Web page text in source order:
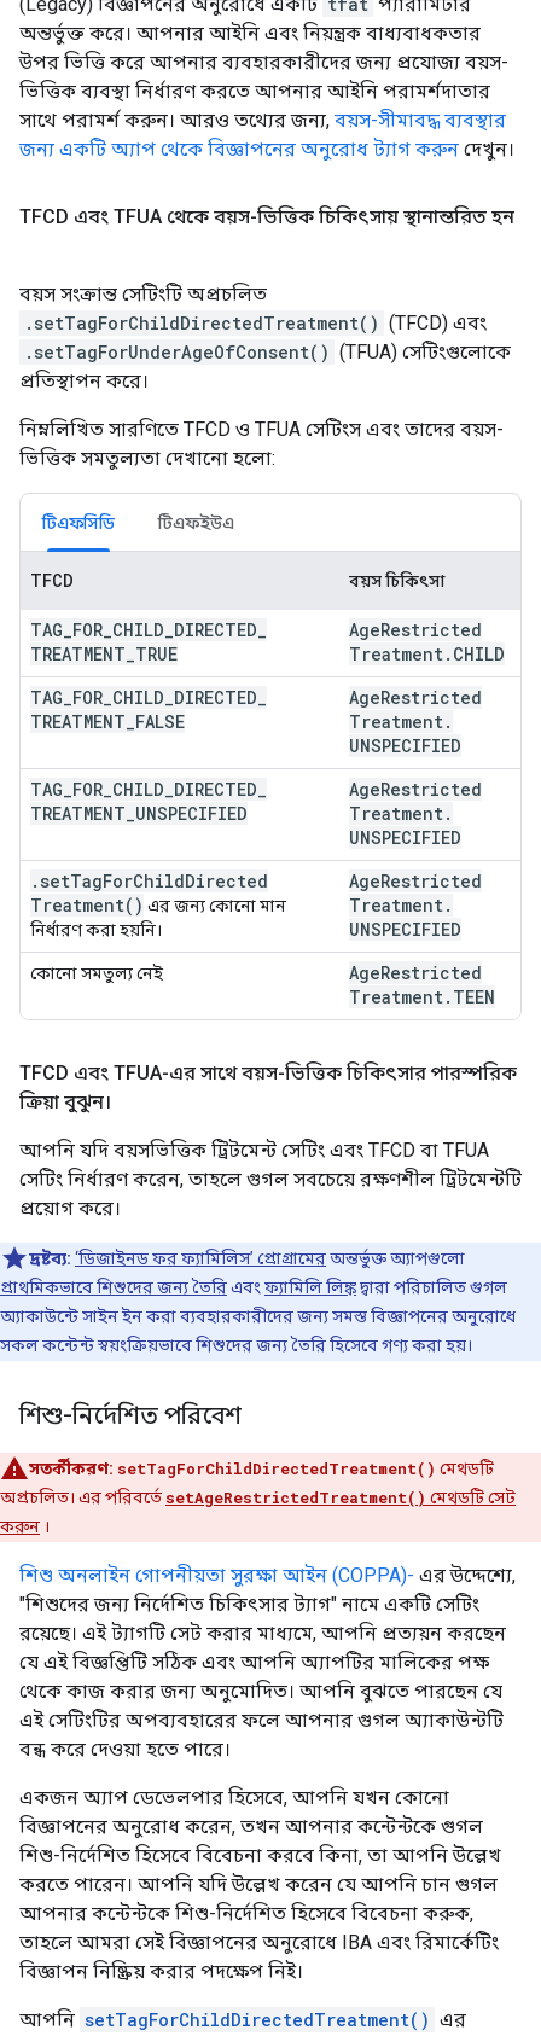
অন্তর্ভুক্ত করে। আপনার আইনি এবং নিয়ন্ত্রক বাধ্যবাধকতার
উপর ভিত্তি করে আপনার ব্যবহারকারীদের জন্য প্রযোজ্য বয়স-
ভিত্তিক ব্যবস্থা নির্ধারণ করতে আপনার আইনি পরামর্শদাতার
সাথে পরামর্শ করুন। আরও তথ্যের জন্য, বয়স-সীমাবদ্ধ ব্যবস্থার
জন্য একটি অ্যাপ থেকে বিজ্ঞাপনের অনুরোধ ট্যাগ করুন দেখুন।
TFCD এবং TFUA থেকে বয়স-ভিত্তিক চিকিৎসায় স্থানান্তরিত হন
বয়স সংক্রান্ত সেটিংটি অপ্রচলিত
.setTagForChildDirectedTreatment() (TFCD) এবং
.setTagForUnderAgeOfConsent() (TFUA) সেটিংগুলোকে
প্রতিস্থাপন করে।
নিম্নলিখিত সারণিতে TFCD ও TFUA সেটিংস এবং তাদের বয়স-
ভিত্তিক সমতুল্যতা দেখানো হলো:
টিএফসিডি টিএফইউএ
TFCD বয়স চিকিৎসা
TAG FOR CHILD DIRECTED
TREATMENT TRUE
AgeRestricted
Treatment. CHILD
TAG FOR CHILD DIRECTED
TREATMENT FALSE
AgeRestricted
Treatment.
UNSPECIFIED
TAG FOR CHILD DIRECTED
TREATMENT UNSPECIFIED
AgeRestricted
Treatment.
UNSPECIFIED
. setTagForChildDirected
Treatment( ) এর জন্য কোনো মান
নির্ধারণ করা হয়নি।
AgeRestricted
Treatment.
UNSPECIFIED
কোনো সমতুল্য নেই AgeRestricted
Treatment. TEEN
TFCD এবং TFUA-এর সাথে বয়স-ভিত্তিক চিকিৎসার পারস্পরিক
ক্রিয়া বুঝুন।
আপনি যদি বয়সভিত্তিক ট্রিটমেন্ট সেটিং এবং TFCD বা TFUA
সেটিং নির্ধারণ করেন, তাহলে গুগল সবচেয়ে রক্ষণশীল ট্রিটমেন্টটি
প্রয়োগ করে।
দ্রষ্টব্য: ‘ডিজাইনড ফর ফ্যামিলিস’ প্রোগ্রামেরঅন্তর্ভুক্ত অ্যাপগুলো
প্রাথমিকভাবে শিশুদের জন্য তৈরি এবং ফ্যামিলি লিঙ্কদ্বারা পরিচালিত গুগল
অ্যাকাউন্টে সাইন ইন করা ব্যবহারকারীদের জন্য সমস্ত বিজ্ঞাপনের অনুরোধে
সকল কন্টেন্ট স্বয়ংক্রিয়ভাবে শিশুদের জন্য তৈরি হিসেবে গণ্য করা হয়।
শিশু-নির্দেশিত পরিবেশ
সতর্কীকরণ: setTagForChildDirectedTreatment() মেথডটি
অপ্রচলিত। এর পরিবর্তে setAgeRestrictedTreatment() মেথডটি সেট
করুন ।
শিশু অনলাইন গোপনীয়তা সুরক্ষা আইন (COPPA)- এর উদ্দেশ্যে,
"শিশুদের জন্য নির্দেশিত চিকিৎসার ট্যাগ" নামে একটি সেটিং
রয়েছে। এই ট্যাগটি সেট করার মাধ্যমে, আপনি প্রত্যয়ন করছেন
যে এই বিজ্ঞপ্তিটি সঠিক এবং আপনি অ্যাপটির মালিকের পক্ষ
থেকে কাজ করার জন্য অনুমোদিত। আপনি বুঝতে পারছেন যে
এই সেটিংটির অপব্যবহারের ফলে আপনার গুগল অ্যাকাউন্টটি
বন্ধ করে দেওয়া হতে পারে।
একজন অ্যাপ ডেভেলপার হিসেবে, আপনি যখন কোনো
বিজ্ঞাপনের অনুরোধ করেন, তখন আপনার কন্টেন্টকে গুগল
শিশু-নির্দেশিত হিসেবে বিবেচনা করবে কিনা, তা আপনি উল্লেখ
করতে পারেন। আপনি যদি উল্লেখ করেন যে আপনি চান গুগল
আপনার কন্টেন্টকে শিশু-নির্দেশিত হিসেবে বিবেচনা করুক,
তাহলে আমরা সেই বিজ্ঞাপনের অনুরোধে IBA এবং রিমার্কেটিং
বিজ্ঞাপন নিষ্ক্রিয় করার পদক্ষেপ নিই।
আপনি setTagForChildDirectedTreatment() এর